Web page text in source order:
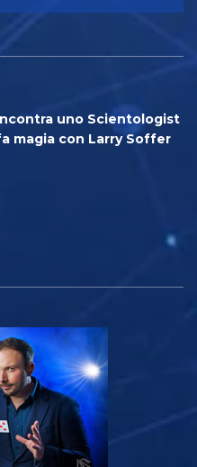
uno Scientologist
magia con Larry Soffer